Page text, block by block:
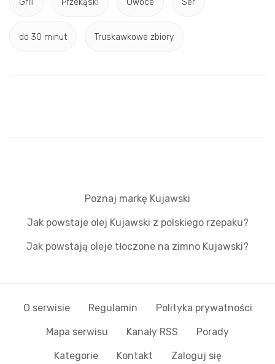
do 30 minut Truskawkowe zbiory
Poznaj markę Kujawski
Jak powstaje olej Kujawski z polskiego rzepaku?
Jak powstają oleje tłoczone na zimno Kujawski?
O serwisie Regulamin Polityka prywatności
Mapa serwisu Kanały RSS Porady
Kategorie Kontakt Zaloguj się